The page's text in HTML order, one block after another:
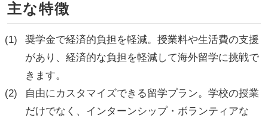
主な特徴
奨学金で経済的負担を軽減。授業料や生活費の支援
があり、経済的な負担を軽減して海外留学に挑戦で
きます。
自由にカスタマイズできる留学プラン。学校の授業
だけでなく、インターンシップ・ボランティアな